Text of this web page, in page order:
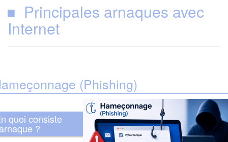
Principales arnaques avec
Internet
(Phishing)
quoi consiste
?